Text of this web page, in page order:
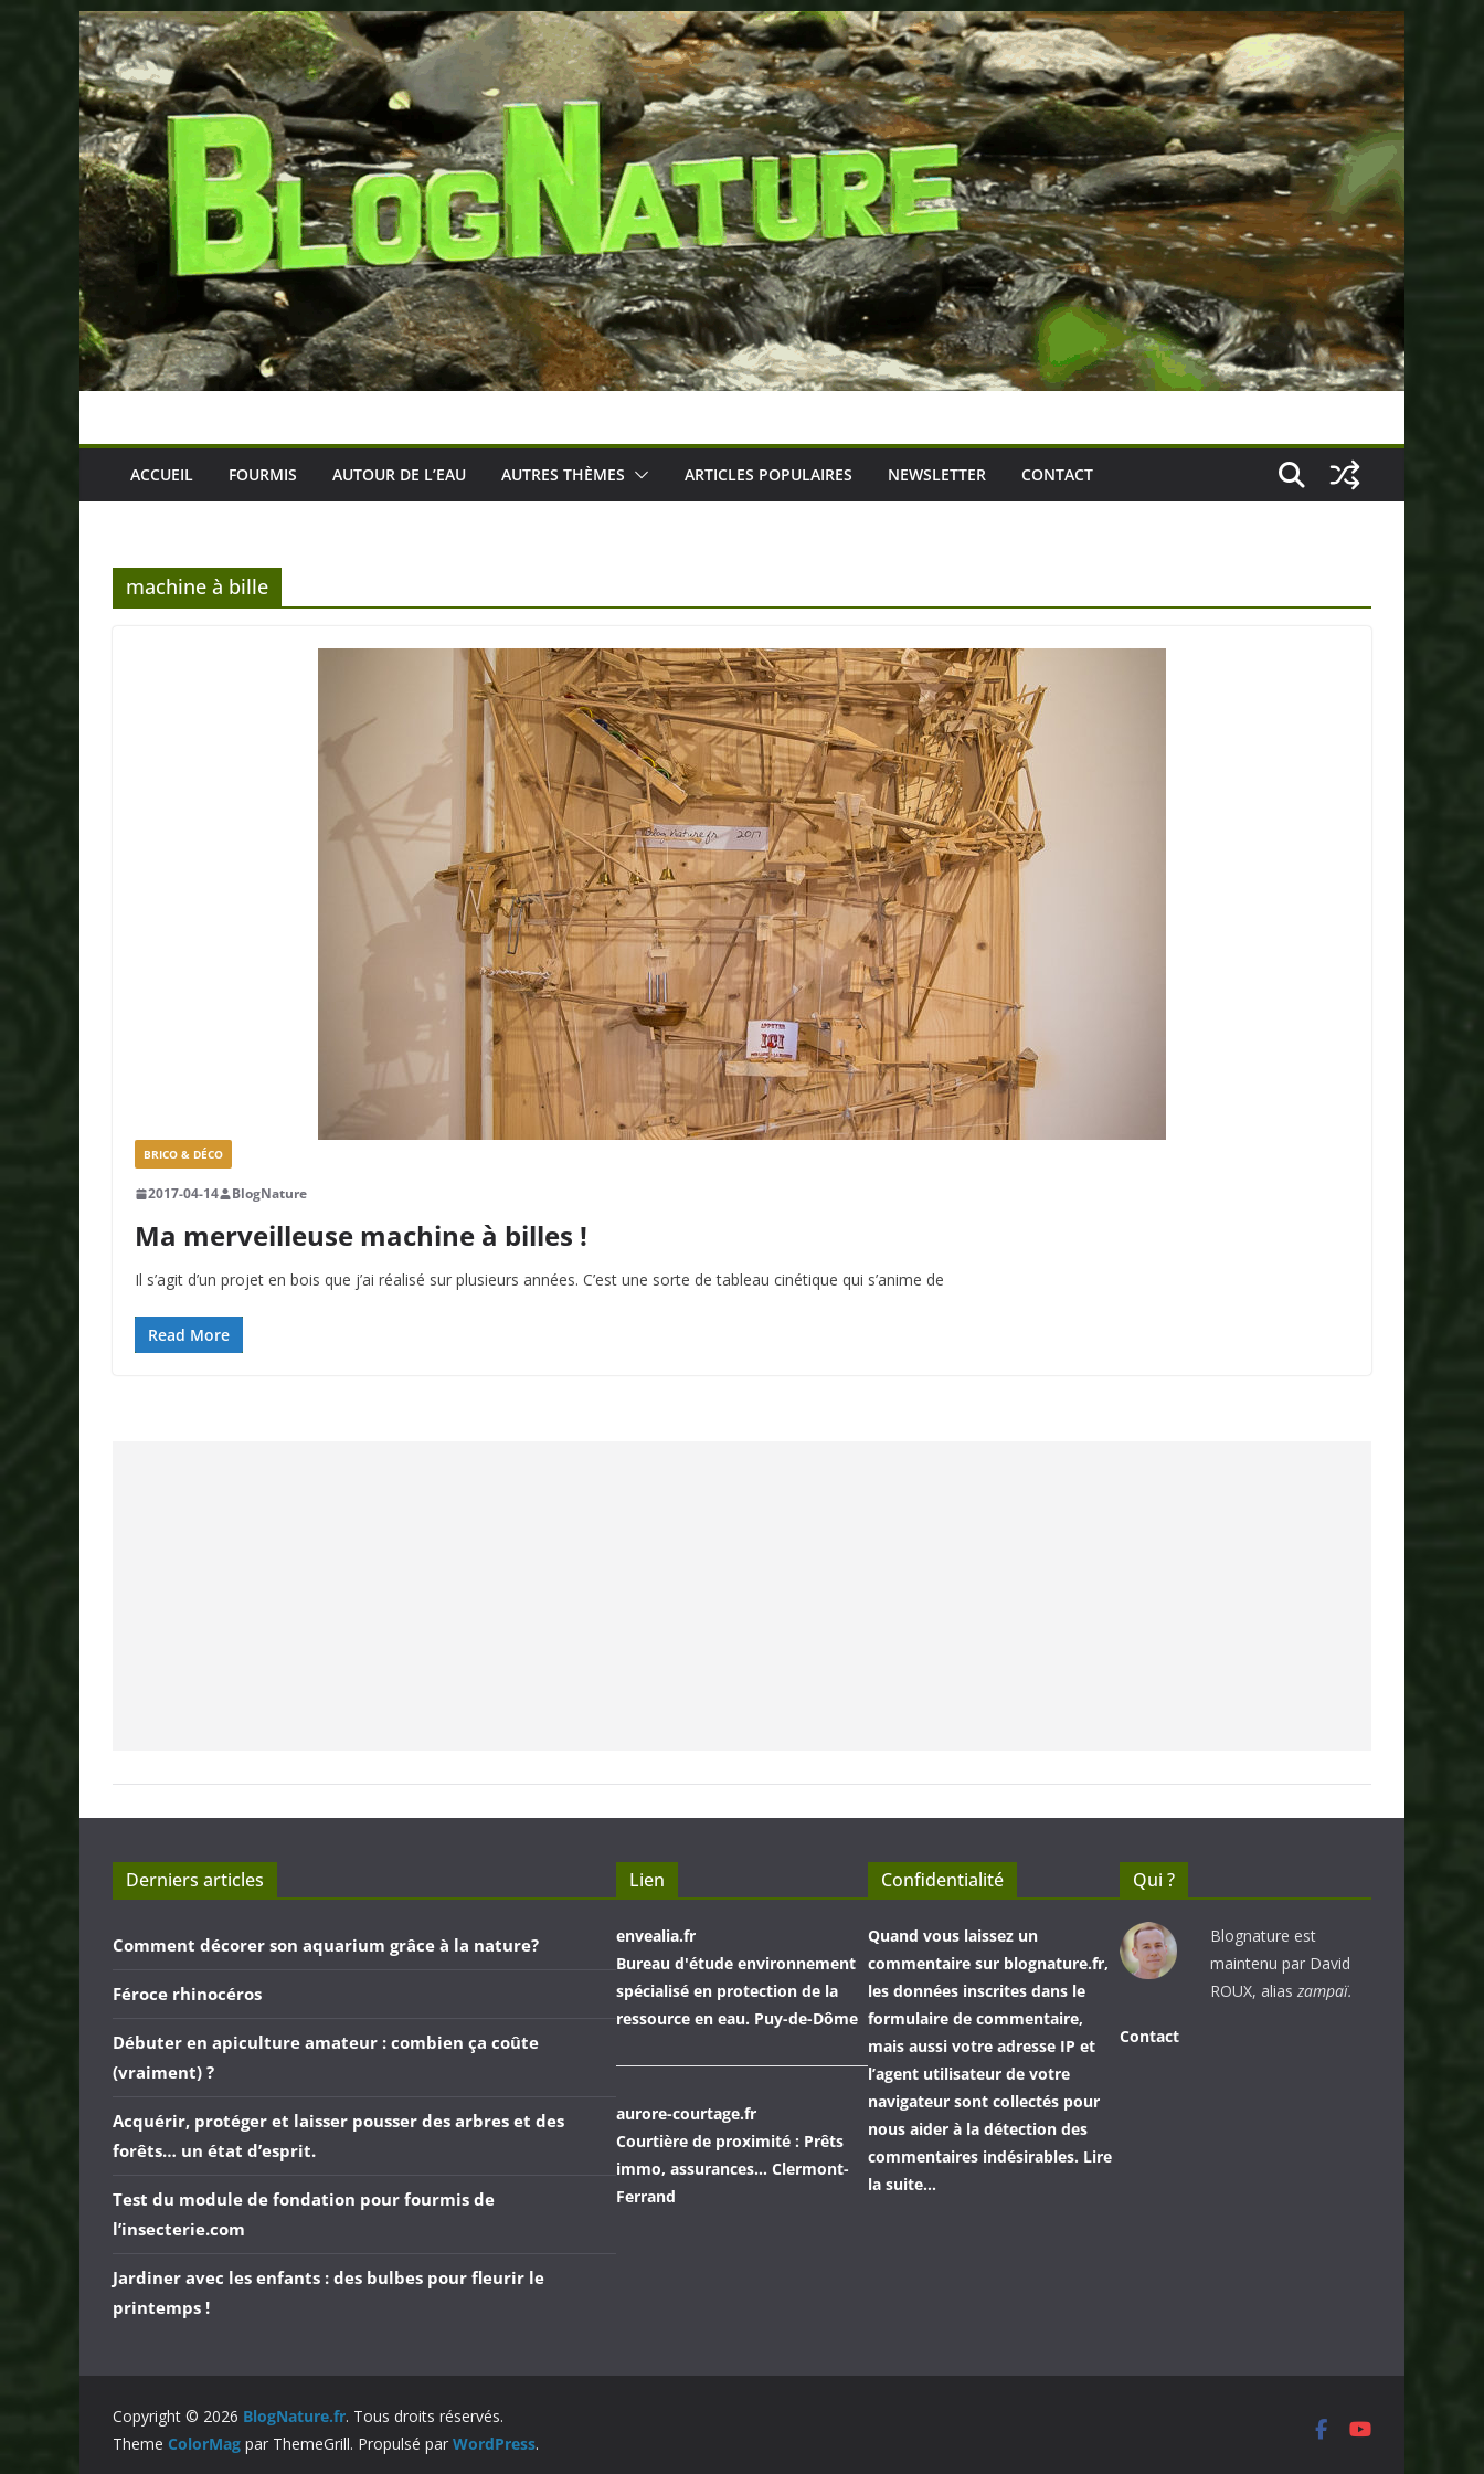
Passer
au
contenu
ACCUEIL FOURMIS AUTOUR DE L’EAU AUTRES THÈMES ARTICLES POPULAIRES NEWSLETTER CONTACT
machine à bille
BRICO & DÉCO
2017-04-14 BlogNature
Ma merveilleuse machine à billes !
Il s’agit d’un projet en bois que j’ai réalisé sur plusieurs années. C’est une sorte de tableau cinétique qui s’anime de
Read More
Derniers articles
Comment décorer son aquarium grâce à la nature?
Féroce rhinocéros
Débuter en apiculture amateur : combien ça coûte
(vraiment) ?
Acquérir, protéger et laisser pousser des arbres et des
forêts… un état d’esprit.
Test du module de fondation pour fourmis de
l’insecterie.com
Jardiner avec les enfants : des bulbes pour fleurir le
printemps !
Lien
envealia.fr
Bureau d'étude environnement
spécialisé en protection de la
ressource en eau. Puy-de-Dôme
aurore-courtage.fr
Courtière de proximité : Prêts
immo, assurances... Clermont-
Ferrand
Confidentialité
Quand vous laissez un
commentaire sur blognature.fr,
les données inscrites dans le
formulaire de commentaire,
mais aussi votre adresse IP et
l’agent utilisateur de votre
navigateur sont collectés pour
nous aider à la détection des
commentaires indésirables. Lire
la suite…
Qui ?
Blognature est
maintenu par David
ROUX, alias zampaï.
Contact
Copyright © 2026 BlogNature.fr. Tous droits réservés.
Theme ColorMag par ThemeGrill. Propulsé par WordPress.